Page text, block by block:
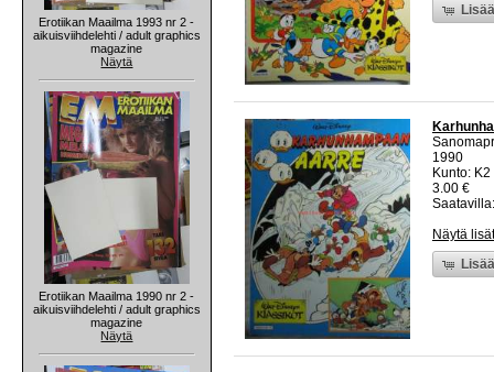
Erotiikan Maailma 1993 nr 2 -
aikuisviihdelehti / adult graphics
magazine
Näytä
Erotiikan Maailma 1990 nr 2 -
aikuisviihdelehti / adult graphics
magazine
Näytä
1990
Kunto:
3.00 €
Näytä